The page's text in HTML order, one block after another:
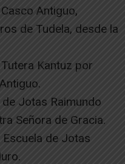
Antiguo,
de Tudela, desde la
Kantuz por
Jotas Raimundo
Señora de Gracia.
de Jotas